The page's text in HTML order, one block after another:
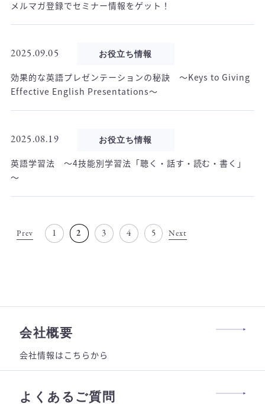
メルマガ登録でセミナー情報をゲット！
2025.09.05 お役立ち情報
効果的な英語プレゼンテーションの秘訣 ～Keys to Giving
Effective English Presentations～
2025.08.19 お役立ち情報
英語学習法 ～4技能別学習法「聴く・話す・読む・書く」
～
Prev 1 2 3 4 5 Next
会社概要
会社情報はこちらから
よくあるご質問